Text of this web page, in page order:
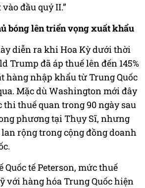
đầu quý II.”
bóng lên triển vọng xuất khẩu
diễn ra khi Hoa Kỳ dưới thời
Trump đã áp thuế lên đến 145%
hàng nhập khẩu từ Trung Quốc
Mặc dù Washington mới đây
thuế quan trong 90 ngày sau
phương tại Thụy Sĩ, nhưng
rộng trong cộng đồng doanh
tế Peterson, mức thuế
với hàng hóa Trung Quốc hiện